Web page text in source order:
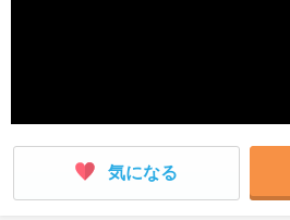
就活ニュースペーパー
就活時事ニュースを更新
気になる